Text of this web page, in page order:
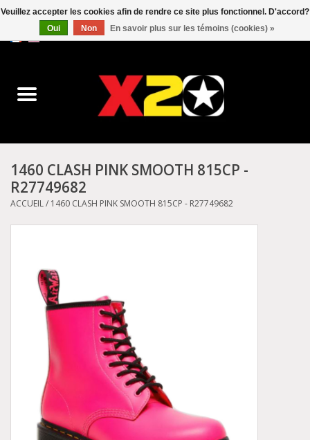
0 Articles - C$0.00
Converse
Kickers
Birkenstock
Dickies
Demonia
Autres marques
1460 CLASH PINK SMOOTH 815CP -
R27749682
ACCUEIL/ 1460 CLASH PINK SMOOTH 815CP - R27749682
Veuillez accepter les cookies afin de rendre ce site plus fonctionnel. D'accord?
Oui
Non En savoir plus sur les témoins (cookies) »